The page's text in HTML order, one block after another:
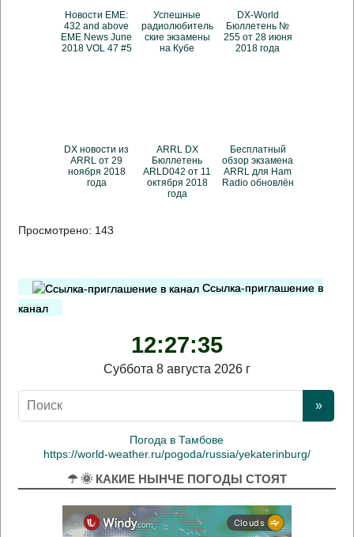
Новости EME:
432 and above
EME News June
2018 VOL 47 #5
Успешные
радиолюбитель
ские экзамены
на Кубе
DX-World
Бюллетень №
255 от 28 июня
2018 года
DX новости из
ARRL от 29
ноября 2018
года
ARRL DX
Бюллетень
ARLD042 от 11
октября 2018
года
Бесплатный
обзор экзамена
ARRL для Ham
Radio обновлён
Просмотрено: 143
Ссылка-приглашение в
канал
12:27:35
Суббота 8 августа 2026 г
Погода в Тамбове
https://world-weather.ru/pogoda/russia/yekaterinburg/
☂ 🌞 КАКИЕ НЫНЧЕ ПОГОДЫ СТОЯТ